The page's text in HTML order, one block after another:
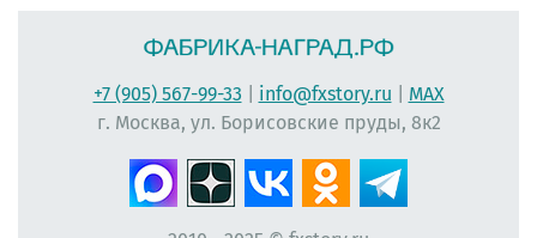
+7 (905) 567-99-33 info@fxstory.ru
MAX
г. Москва, ул. Борисовские пруды, 8к2